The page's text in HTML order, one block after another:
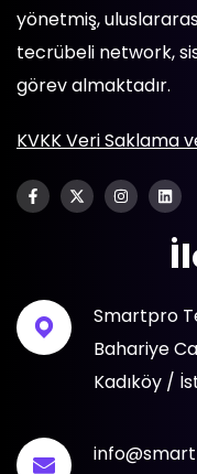
yönetmiş,
tecrübeli network,
görev almaktadır.
KVKK Veri Saklama
Smartpro
Bahariye
Kadıköy /